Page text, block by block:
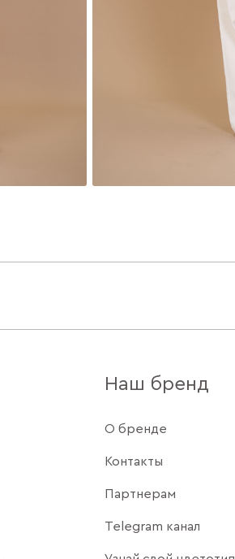
Наш бренд
О бренде
Контакты
Партнерам
Telegram канал